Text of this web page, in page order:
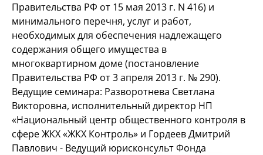
Правительства РФ от 15 мая 2013 г. N 416) и
минимального перечня, услуг и работ,
необходимых для обеспечения надлежащего
содержания общего имущества в
многоквартирном доме (постановление
Правительства РФ от 3 апреля 2013 г. № 290).
Ведущие семинара: Разворотнева Светлана
Викторовна, исполнительный директор НП
«Национальный центр общественного контроля в
сфере ЖКХ «ЖКХ Контроль» и Гордеев Дмитрий
Павлович - Ведущий юрисконсульт Фонда